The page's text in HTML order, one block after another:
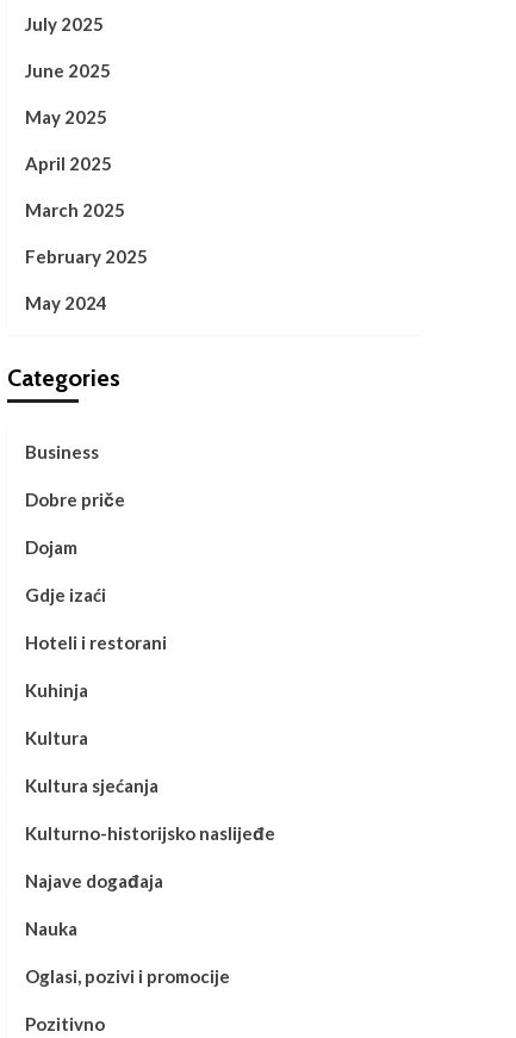
July 2025
June 2025
May 2025
April 2025
March 2025
February 2025
May 2024
Categories
Business
Dobre priče
Dojam
Gdje izaći
Hoteli i restorani
Kuhinja
Kultura
Kultura sjećanja
Kulturno-historijsko naslijeđe
Najave događaja
Nauka
Oglasi, pozivi i promocije
Pozitivno